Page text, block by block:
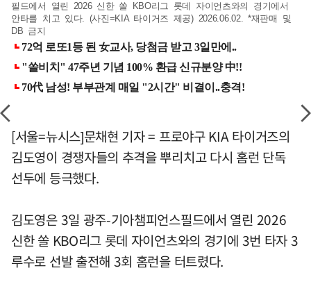
필드에서 열린 2026 신한 쏠 KBO리그 롯데 자이언츠와의 경기에서
안타를 치고 있다. (사진=KIA 타이거즈 제공) 2026.06.02. *재판매 및
DB 금지
[서울=뉴시스]문채현 기자 = 프로야구 KIA 타이거즈의
김도영이 경쟁자들의 추격을 뿌리치고 다시 홈런 단독
선두에 등극했다.
김도영은 3일 광주-기아챔피언스필드에서 열린 2026
신한 쏠 KBO리그 롯데 자이언츠와의 경기에 3번 타자 3
루수로 선발 출전해 3회 홈런을 터트렸다.